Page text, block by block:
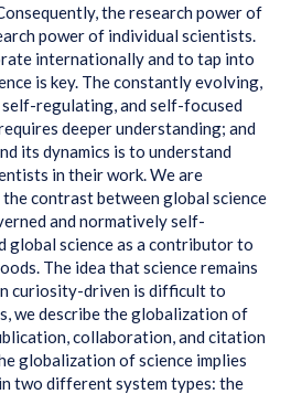
the research power of
power of individual scientists.
internationally and to tap into
is key. The constantly evolving,
regulating, and self-focused
deeper understanding; and
its dynamics is to understand
in their work. We are
contrast between global science
and normatively self-
science as a contributor to
The idea that science remains
curiosity-driven is difficult to
we describe the globalization of
collaboration, and citation
globalization of science implies
two different system types: the